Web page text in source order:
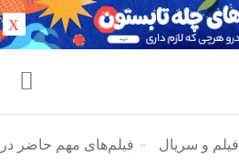
فیلم و سریال فیلم‌های‌ مهم حاضر در جشنواره
X